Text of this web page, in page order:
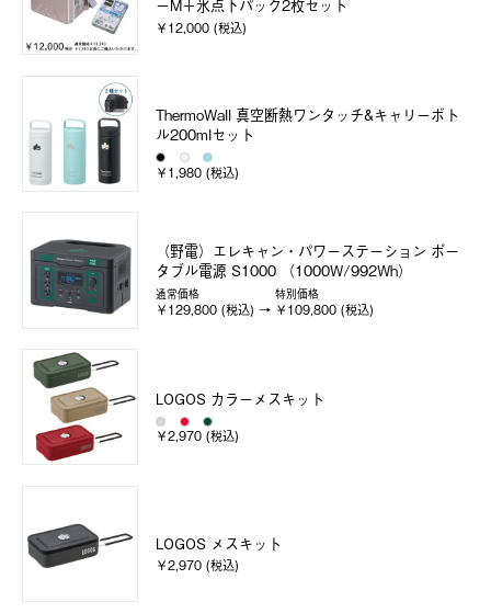
ーM＋氷点下パック2枚セット
￥12,000 (税込)
ThermoWall 真空断熱ワンタッチ&キャリーボト
ル200mlセット
￥1,980 (税込)
（野電）エレキャン・パワーステーション ポー
タブル電源 S1000 （1000W/992Wh）
通常価格
￥129,800 (税込)
特別価格
￥109,800 (税込)
LOGOS カラーメスキット
￥2,970 (税込)
LOGOS メスキット
￥2,970 (税込)